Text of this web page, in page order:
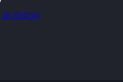
BUSINESS